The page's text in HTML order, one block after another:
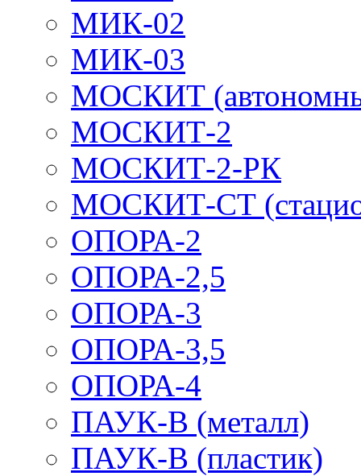
МИК-02
МИК-03
МОСКИТ
МОСКИТ-2
МОСКИТ-2-РК
МОСКИТ-СТ
ОПОРА-2
ОПОРА-2,5
ОПОРА-3
ОПОРА-3,5
ОПОРА-4
ПАУК-В (металл)
ПАУК-В (пластик)